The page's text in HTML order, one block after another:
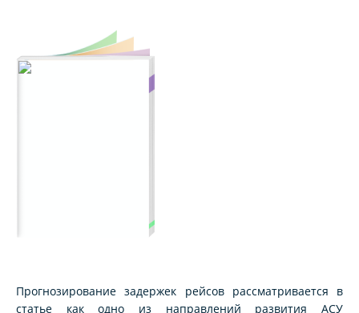
Прогнозирование задержек рейсов рассматривается в
статье как одно из направлений развития АСУ